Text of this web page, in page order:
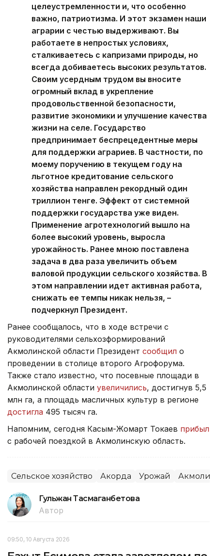
целеустремленности и, что особенно
важно, патриотизма. И этот экзамен наши
аграрии с честью выдерживают. Вы
работаете в непростых условиях,
сталкиваетесь с капризами природы, но
всегда добиваетесь высоких результатов.
Своим усердным трудом вы вносите
огромный вклад в укрепление
продовольственной безопасности,
развитие экономики и улучшение качества
жизни на селе. Государство
предпринимает беспрецедентные меры
для поддержки аграриев. В частности, по
моему поручению в текущем году на
льготное кредитование сельского
хозяйства направлен рекордный один
триллион тенге. Эффект от системной
поддержки государства уже виден.
Применение агротехнологий вышло на
более высокий уровень, выросла
урожайность. Ранее мною поставлена
задача в два раза увеличить объем
валовой продукции сельского хозяйства. В
этом направлении идет активная работа,
снижать ее темпы никак нельзя, –
подчеркнул Президент.
Ранее сообщалось, что в ходе встречи с
руководителями сельхозформирований
Акмолинской области Президент сообщил о
проведении в столице второго Агрофорума.
Также стало известно, что посевные площади в
Акмолинской области увеличились, достигнув 5,5
млн га, а площадь масличных культур в регионе
достигла 495 тысяч га.
Напомним, сегодня Касым-Жомарт Токаев прибыл
с рабочей поездкой в Акмолинскую область.
Сельское хозяйство Акорда Урожай
Гульжан Тасмаганбетова
Автор
09:50, 10 Августа 2026